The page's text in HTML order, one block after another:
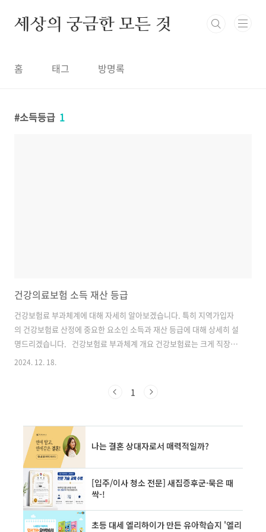
세상의 궁금한 모든 것
홈 태그 방명록
소득등급 1
건강의료보험 소득 재산 등급
건강보험료 부과체계에 대해 자세히 알아보겠습니다. 특히 지역가입자
의 건강보험료 산정에 중요한 요소인 소득과 재산 등급에 대해 상세히 설
명드리겠습니다. 건강보험료 부과체계 개요 건강보험료는 크게 직장가
입자와 지역가입자로 나뉘어 부과됩니다. 오늘은 지역가입자의 건강보
험료는 크게 소득과 재산을 기준으로 산정됩니다. 소득월액이 28만원을
는 다음과 같이 계산됩니다: 건강보험료 = 소득월액최저보험료(19,780
원) + {재산(전월세 등 포함)보험료 부과점수 × 부과점수 당 금액(208.4
원)} 소득월액 28만..
2024. 12. 18.
1